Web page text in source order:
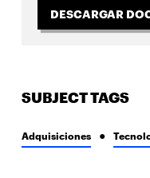
DESCARGAR
SUBJECT TAGS
Adquisiciones